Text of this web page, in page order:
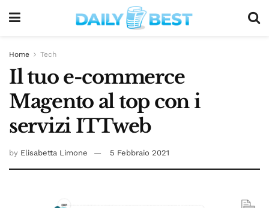
Home Tech
Il tuo e-commerce
Magento al top con i
servizi ITTweb
by Elisabetta Limone 5 Febbraio 2021